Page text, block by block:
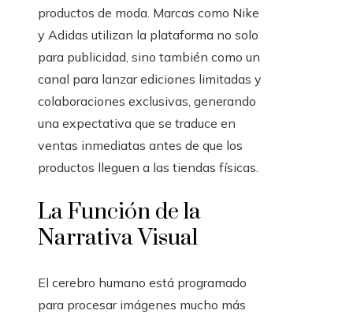
productos de moda. Marcas como Nike
y Adidas utilizan la plataforma no solo
para publicidad, sino también como un
canal para lanzar ediciones limitadas y
colaboraciones exclusivas, generando
una expectativa que se traduce en
ventas inmediatas antes de que los
productos lleguen a las tiendas físicas.
La Función de la
Narrativa Visual
El cerebro humano está programado
para procesar imágenes mucho más